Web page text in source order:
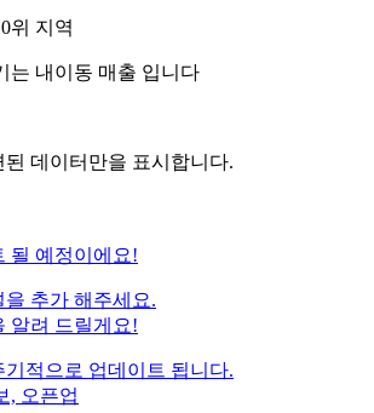
위 지역
는 내이동 매출 입니다
데이터만을 표시합니다.
될 예정이에요!
추가 해주세요.
알려 드릴게요!
적으로 업데이트 됩니다.
, 오픈업